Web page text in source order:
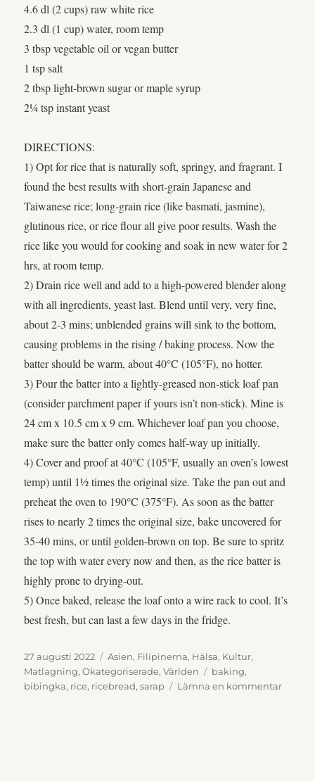
4.6 dl (2 cups) raw white rice
2.3 dl (1 cup) water, room temp
3 tbsp vegetable oil or vegan butter
1 tsp salt
2 tbsp light-brown sugar or maple syrup
2¼ tsp instant yeast
DIRECTIONS:
1) Opt for rice that is naturally soft, springy, and fragrant. I
found the best results with short-grain Japanese and
Taiwanese rice; long-grain rice (like basmati, jasmine),
glutinous rice, or rice flour all give poor results. Wash the
rice like you would for cooking and soak in new water for 2
hrs, at room temp.
2) Drain rice well and add to a high-powered blender along
with all ingredients, yeast last. Blend until very, very fine,
about 2-3 mins; unblended grains will sink to the bottom,
causing problems in the rising / baking process. Now the
batter should be warm, about 40°C (105°F), no hotter.
3) Pour the batter into a lightly-greased non-stick loaf pan
(consider parchment paper if yours isn’t non-stick). Mine is
24 cm x 10.5 cm x 9 cm. Whichever loaf pan you choose,
make sure the batter only comes half-way up initially.
4) Cover and proof at 40°C (105°F, usually an oven’s lowest
temp) until 1½ times the original size. Take the pan out and
preheat the oven to 190°C (375°F). As soon as the batter
rises to nearly 2 times the original size, bake uncovered for
35-40 mins, or until golden-brown on top. Be sure to spritz
the top with water every now and then, as the rice batter is
highly prone to drying-out.
5) Once baked, release the loaf onto a wire rack to cool. It’s
best fresh, but can last a few days in the fridge.
Publicerat
den
27 augusti 2022 Kategorier
Asien, Filipinerna, Hälsa, Kultur,
Matlagning,Okategoriserade,Världen Etiketter
baking,
bibingka, rice, ricebread,sarap Lämna en kommentartill